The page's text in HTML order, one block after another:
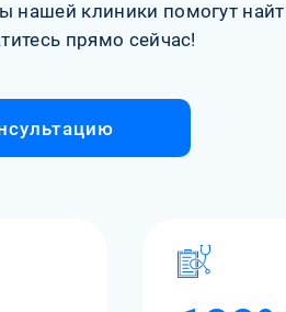
нашей клиники помогут
прямо сейчас!